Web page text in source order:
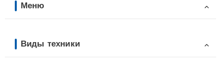
Меню
Виды техники